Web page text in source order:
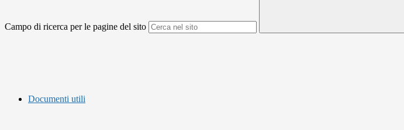
Campo di ricerca per le pagine del sito
Documenti utili